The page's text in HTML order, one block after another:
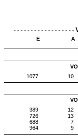
- - - - - - - - - - - - - - - - - -
E A
1077
10
389
12
726
13
688
7
964
9